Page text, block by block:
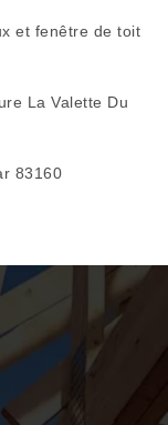
et fenêtre de toit
La Valette Du
83160